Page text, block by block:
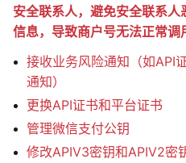
安全联系人，避免安全联系
信息，导致商户号无法正常调
接收业务风险通知（如API
通知）
更换API证书和平台证书
管理微信支付公钥
修改APIV3密钥和APIV2密